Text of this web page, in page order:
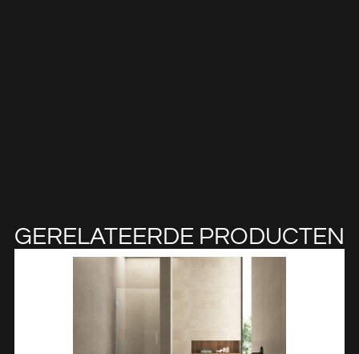
GERELATEERDE PRODUCTEN